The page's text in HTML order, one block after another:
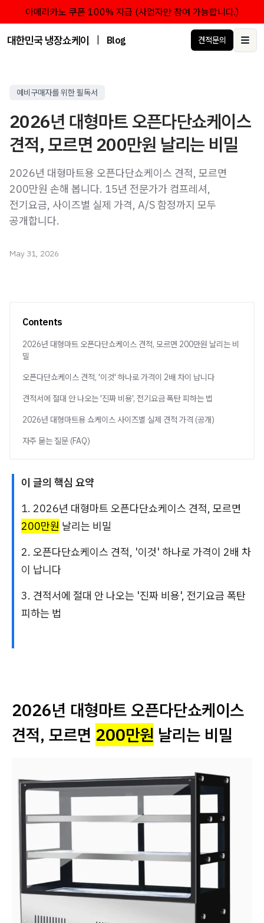
아메리카노 쿠폰 100% 지급 (사업자만 참여 가능합니다.)
대한민국 냉장쇼케이스 점유율 1위 브랜드 한성쇼케이스
Blog 견적문의
예비구매자를 위한 필독서
2026년 대형마트 오픈다단쇼케이스
견적, 모르면 200만원 날리는 비밀
2026년 대형마트용 오픈다단쇼케이스 견적, 모르면
200만원 손해 봅니다. 15년 전문가가 컴프레셔,
전기요금, 사이즈별 실제 가격, A/S 함정까지 모두
공개합니다.
May 31, 2026
Contents
2026년 대형마트 오픈다단쇼케이스 견적, 모르면 200만원 날리는 비
밀
오픈다단쇼케이스 견적, '이것' 하나로 가격이 2배 차이 납니다
견적서에 절대 안 나오는 '진짜 비용', 전기요금 폭탄 피하는 법
2026년 대형마트용 쇼케이스 사이즈별 실제 견적 가격 (공개)
자주 묻는 질문 (FAQ)
이 글의 핵심 요약
1. 2026년 대형마트 오픈다단쇼케이스 견적, 모르면
200만원 날리는 비밀
2. 오픈다단쇼케이스 견적, '이것' 하나로 가격이 2배 차
이 납니다
3. 견적서에 절대 안 나오는 '진짜 비용', 전기요금 폭탄
피하는 법
2026년 대형마트 오픈다단쇼케이스
견적, 모르면 200만원 날리는 비밀